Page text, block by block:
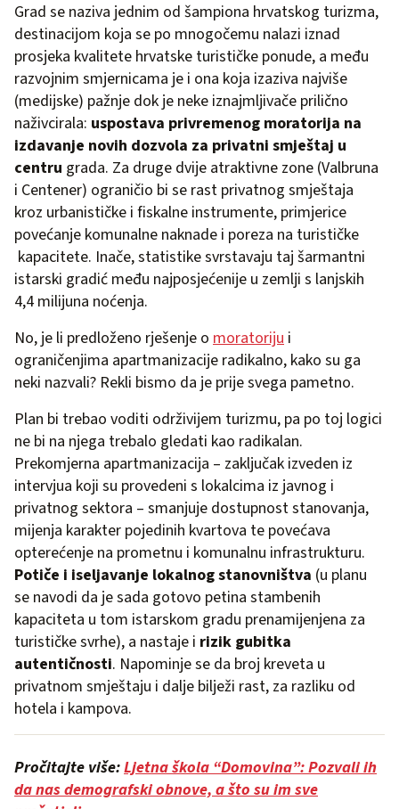
Grad se naziva jednim od šampiona hrvatskog turizma,
destinacijom koja se po mnogočemu nalazi iznad
prosjeka kvalitete hrvatske turističke ponude, a među
razvojnim smjernicama je i ona koja izaziva najviše
(medijske) pažnje dok je neke iznajmljivače prilično
naživcirala: uspostava privremenog moratorija na
izdavanje novih dozvola za privatni smještaj u
centru grada. Za druge dvije atraktivne zone (Valbruna
i Centener) ograničio bi se rast privatnog smještaja
kroz urbanističke i fiskalne instrumente, primjerice
povećanje komunalne naknade i poreza na turističke
kapacitete. Inače, statistike svrstavaju taj šarmantni
istarski gradić među najposjećenije u zemlji s lanjskih
4,4 milijuna noćenja.
No, je li predloženo rješenje o moratoriju i
ograničenjima apartmanizacije radikalno, kako su ga
neki nazvali? Rekli bismo da je prije svega pametno.
Plan bi trebao voditi održivijem turizmu, pa po toj logici
ne bi na njega trebalo gledati kao radikalan.
Prekomjerna apartmanizacija – zaključak izveden iz
intervjua koji su provedeni s lokalcima iz javnog i
privatnog sektora – smanjuje dostupnost stanovanja,
mijenja karakter pojedinih kvartova te povećava
opterećenje na prometnu i komunalnu infrastrukturu.
Potiče i iseljavanje lokalnog stanovništva (u planu
se navodi da je sada gotovo petina stambenih
kapaciteta u tom istarskom gradu prenamijenjena za
turističke svrhe), a nastaje i rizik gubitka
autentičnosti. Napominje se da broj kreveta u
privatnom smještaju i dalje bilježi rast, za razliku od
hotela i kampova.
Pročitajte više:Ljetna škola “Domovina”: Pozvali ih
da nas demografski obnove, a što su im sve